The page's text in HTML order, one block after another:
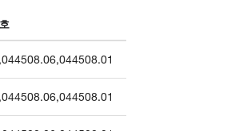
,044508.06,044508.01
,044508.06,044508.01